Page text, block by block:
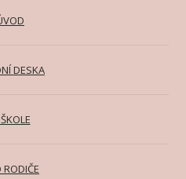
DESKA
RODIČE